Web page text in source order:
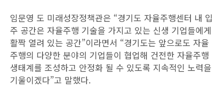
임문영 도 미래성장정책관은 “경기도 자율주행센터 내 입
주 공간은 자율주행 기술을 가지고 있는 신생 기업들에게
활짝 열려 있는 공간”이라면서 “경기도는 앞으로도 자율
주행의 다양한 분야의 기업들이 협업해 건전한 자율주행
생태계를 조성하고 안정화 될 수 있도록 지속적인 노력을
기울이겠다”고 말했다.